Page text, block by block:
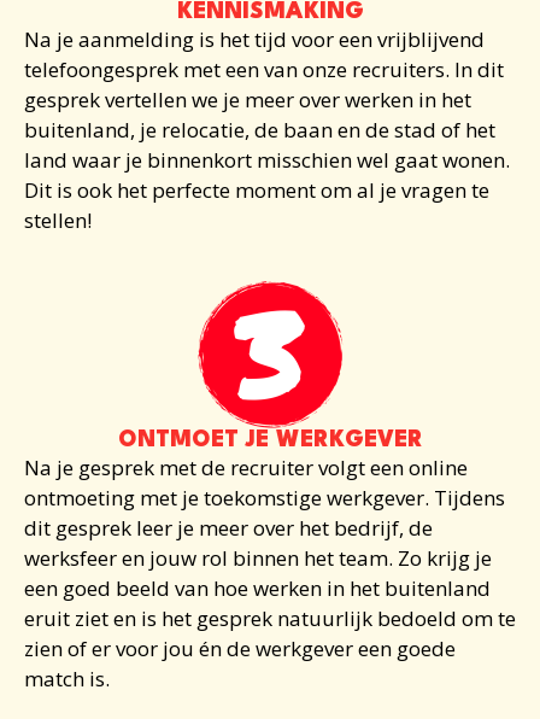
KENNISMAKING
Na je aanmelding is het tijd voor een vrijblijvend
telefoongesprek met een van onze recruiters. In dit
gesprek vertellen we je meer overwerken in het
buitenland, je relocatie, de baan en de stad of het
land waar je binnenkort misschien wel gaat wonen.
Dit is ook het perfecte moment om al je vragen te
stellen!
ONTMOET JE WERKGEVER
Na je gesprek met de recruiter volgt een online
ontmoeting met je toekomstige werkgever. Tijdens
dit gesprek leer je meer over het bedrijf, de
werksfeer en jouw rol binnen het team. Zo krijg je
een goed beeld van hoewerken in het buitenland
eruit ziet en is het gesprek natuurlijk bedoeld om te
zien of er voor jou én de werkgever een goede
match is.